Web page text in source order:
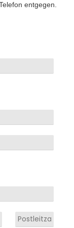
entgegen.